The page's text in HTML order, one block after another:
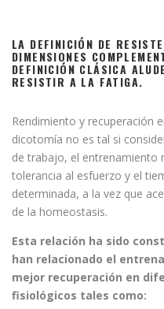
LA DEFINICIÓN DE
DIMENSIONES
DEFINICIÓN CLÁSICA
RESISTIR A LA FATIGA.
Rendimiento y recuperación
dicotomía no es tal si
de trabajo, el entrenamiento
tolerancia al esfuerzo y el
determinada, a la vez que
de la homeostasis.
Esta relación ha sido
han relacionado el
mejor recuperación en
fisiológicos tales como: